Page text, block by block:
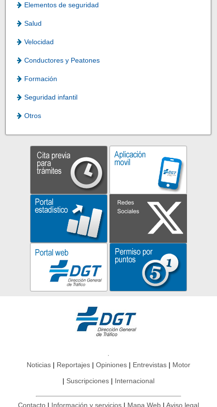
Elementos de seguridad
Salud
Velocidad
Conductores y Peatones
Formación
Seguridad infantil
Otros
Noticias Reportajes Opiniones Entrevistas Motor
Suscripciones Internacional
Contacto Información y servicios Mapa Web Aviso legal